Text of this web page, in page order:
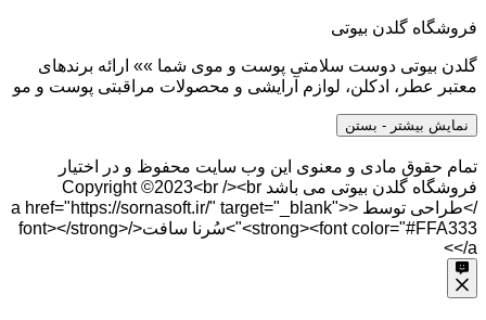
فروشگاه گلدن بیوتی
گلدن بیوتی دوست سلامتی پوست و موی شما »» ارائه برندهای
معتبر عطر، ادکلن، لوازم آرایشی و محصولات مراقبتی پوست و مو
نمایش بیشتر - بستن
تمام حقوق مادی و معنوی این وب سایت محفوظ و در اختیار
فروشگاه گلدن بیوتی می باشد Copyright ©2023<br /><br
/>طراحی توسط <a href="https://sornasoft.ir/" target="_blank">
<strong><font color="#FFA333">سُرنا سافت</font></strong>
</a>